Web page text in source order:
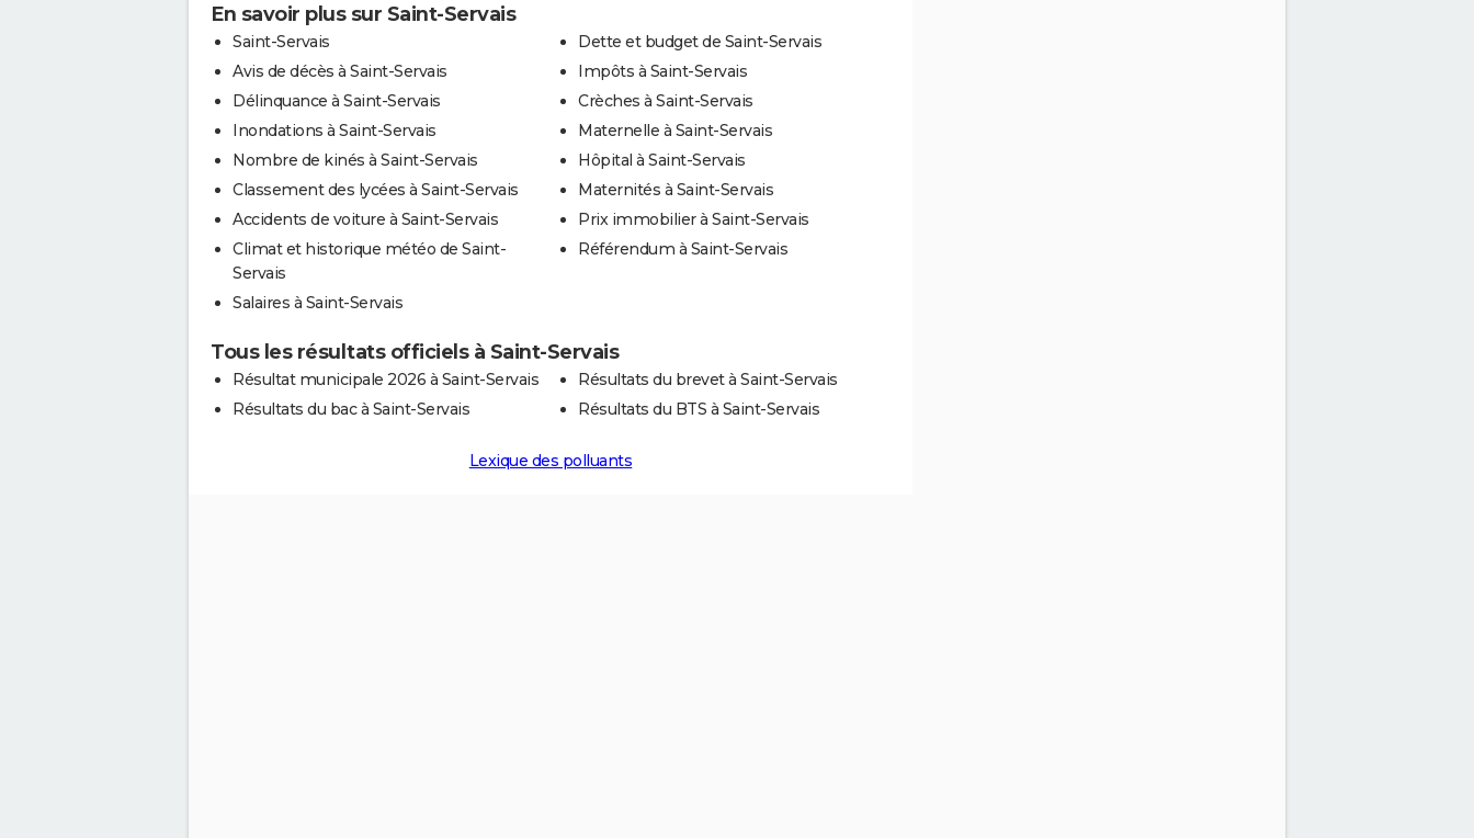
En savoir plus sur Saint-Servais
Saint-Servais
Avis de décès à Saint-Servais
Délinquance à Saint-Servais
Inondations à Saint-Servais
Nombre de kinés à Saint-Servais
Classement des lycées à Saint-Servais
Accidents de voiture à Saint-Servais
Climat et historique météo de Saint-
Servais
Salaires à Saint-Servais
Dette et budget de Saint-Servais
Impôts à Saint-Servais
Crèches à Saint-Servais
Maternelle à Saint-Servais
Hôpital à Saint-Servais
Maternités à Saint-Servais
Prix immobilier à Saint-Servais
Référendum à Saint-Servais
Tous les résultats officiels à Saint-Servais
Résultat municipale 2026 à Saint-Servais
Résultats du bac à Saint-Servais
Résultats du brevet à Saint-Servais
Résultats du BTS à Saint-Servais
Lexique des polluants